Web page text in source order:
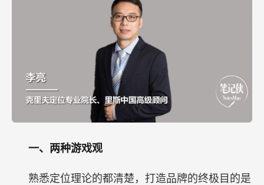
一、两种游戏观
熟悉定位理论的都清楚，打造品牌的终极目的是